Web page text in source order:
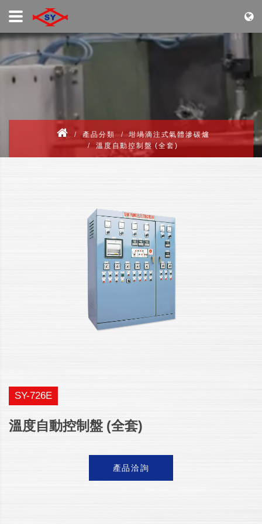
產品分類
坩堝滴注式氣體滲碳爐
溫度自動控制盤 (全套)
SY-726E
溫度自動控制盤 (全套)
產品洽詢